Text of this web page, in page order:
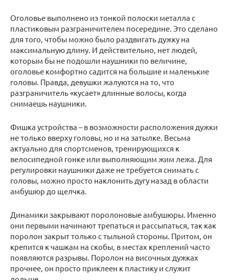
Оголовье выполнено из тонкой полоски металла с
пластиковым разграничителем посередине. Это сделано
для того, чтобы можно было раздвигать дужку на
максимальную длину. И действительно, нет людей,
которым бы не подошли наушники по величине,
оголовье комфортно садится на большие и маленькие
головы. Правда, девушки жалуются на то, что
разграничитель «кусает» длинные волосы, когда
снимаешь наушники.
Фишка устройства – в возможности расположения дужки
не только вверху головы, но и на затылке. Весьма
актуально для спортсменов, тренирующихся к
велосипедной гонке или выполняющим жим лежа. Для
регулировки наушники даже не требуется снимать с
головы, можно просто наклонить дугу назад в области
амбушюр до щелчка.
Динамики закрывают поролоновые амбушюры. Именно
они первыми начинают трепаться и рассыпаться, так как
поролон закрыт только с тыльной стороны. Притом, он
крепится к чашкам на скобы, в местах креплений часто
появляются разрывы. Поролон на височных дужках
прочнее, он просто приклеен к пластику и служит